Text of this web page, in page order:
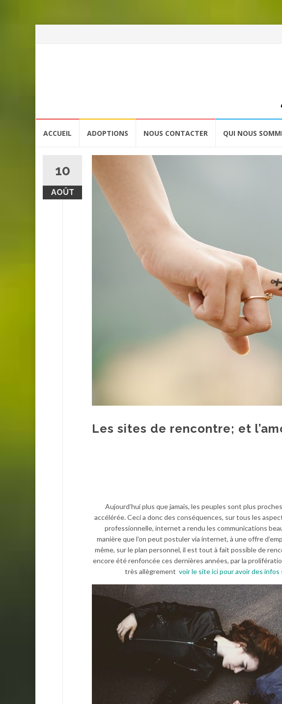
ACCUEIL ADOPTIONS NOUS CONTACTER QUI NOUS
10
AOÛT
Les sites de rencontre; et
Aujourd’hui plus que jamais, les peuples sont plus
accélérée. Ceci a donc des conséquences, sur tous les
professionnelle, internet a rendu les communications
manière que l’on peut postuler via internet, à une offre
même, sur le plan personnel, il est tout à fait possible de
encore été renfoncée ces dernières années, par la
très allègrement voir le site ici pour avoir des